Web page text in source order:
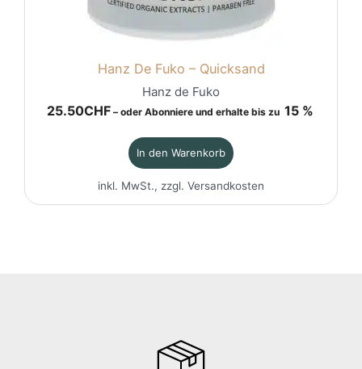
Hanz De Fuko – Quicksand
Hanz de Fuko
25.50CHF – oder Abonniere und erhalte bis zu 15 %
In den Warenkorb
inkl. MwSt., zzgl. Versandkosten